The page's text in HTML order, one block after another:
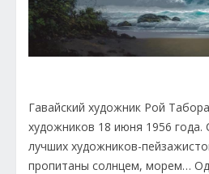
Гавайский художник Рой
художников 18 июня 1956 года.
лучших художников-
пропитаны солнцем, морем…